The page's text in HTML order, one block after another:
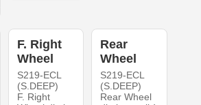
F. Right
Wheel
S219-ECL
(S.DEEP)
F. Right
Rear
Wheel
S219-ECL
(S.DEEP)
Rear Wheel